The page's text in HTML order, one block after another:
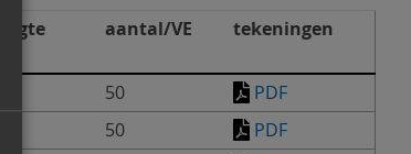
aantal/VE tekeningen
50
PDF
50
PDF